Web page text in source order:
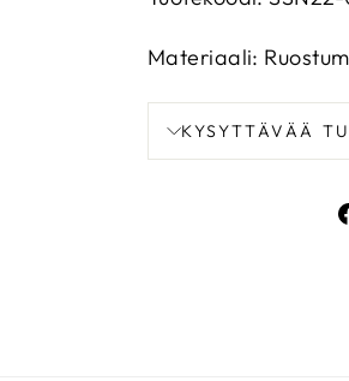
Materiaali:
KYSYTTÄVÄÄ